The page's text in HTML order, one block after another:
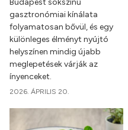
Budapest sokszínű
gasztronómiai kínálata
folyamatosan bővül, és egy
különleges élményt nyújtó
helyszínen mindig újabb
meglepetések várják az
ínyenceket.
2026. ÁPRILIS 20.